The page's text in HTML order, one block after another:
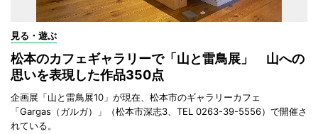
見る・遊ぶ
松本のカフェギャラリーで「山と雷鳥展」 山への
思いを表現した作品350点
企画展「山と雷鳥展10」が現在、松本市のギャラリーカフェ
「Gargas（ガルガ）」（松本市深志3、TEL 0263-39-5556）で開催さ
れている。